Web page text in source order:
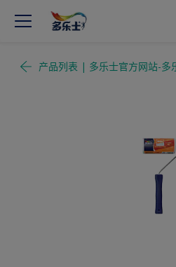
产品列表 | 多乐士官方网站-多